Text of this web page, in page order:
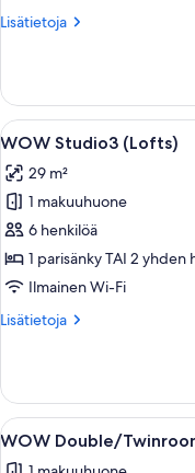
Lisätietoja
Lisätietoja
(Lofts)
Avaa
kaikki
huonetyypin
WOW
Studio3
(Lofts)
kuvat
5
WOW Studio3 (Lofts)
29 m²
1 makuuhuone
6 henkilöä
1 parisänky TAI 2 yhden
Ilmainen Wi-Fi
Lisätietoja
Lisätietoja
(Lofts)
Avaa
kaikki
2
WOW Double/